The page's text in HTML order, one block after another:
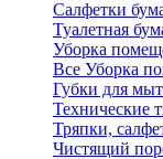
Салфетки
Туалетная
Уборка
Все Уборка
Губки для
Технические
Тряпки,
Чистящий